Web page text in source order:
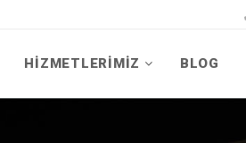
HİZMETLERİMİZ BLOG